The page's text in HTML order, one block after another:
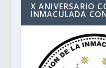
X ANIVERSARIO
INMACULADA